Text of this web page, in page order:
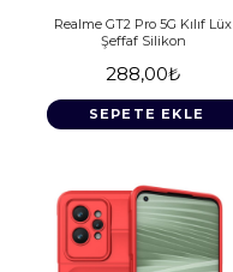
Realme GT2 Pro 5G Kılıf Lüx
Şeffaf Silikon
288,00₺
SEPETE EKLE